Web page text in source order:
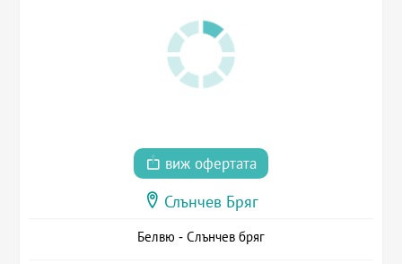
виж офертата
Слънчев Бряг
Белвю - Слънчев бряг